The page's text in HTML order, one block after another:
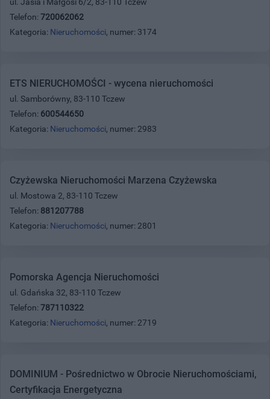
Telefon: 720062062
Kategoria: Nieruchomości, numer: 3174
ETS NIERUCHOMOŚCI - wycena nieruchomości
ul. Samborówny, 83-110 Tczew
Telefon: 600544650
Kategoria: Nieruchomości, numer: 2983
Czyżewska Nieruchomości Marzena Czyżewska
ul. Mostowa 2, 83-110 Tczew
Telefon: 881207788
Kategoria: Nieruchomości, numer: 2801
Pomorska Agencja Nieruchomości
ul. Gdańska 32, 83-110 Tczew
Telefon: 787110322
Kategoria: Nieruchomości, numer: 2719
DOMINIUM - Pośrednictwo w Obrocie Nieruchomościami,
Certyfikacja Energetyczna